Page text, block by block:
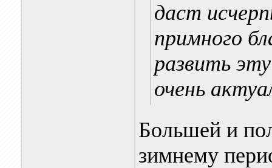
даст
примного
развить
очень
Большей и
зимнему